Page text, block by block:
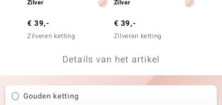
Collection
Zilver
€ 39,-
Zilveren ketting
Zilver
€ 39,-
Zilveren ketting
Details van het artikel
Gouden ketting